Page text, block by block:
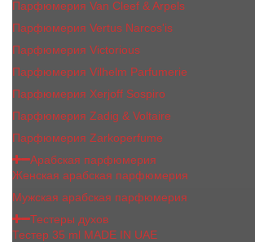
Парфюмерия Van Cleef & Arpels
Парфюмерия Vertus Narcos'is
Парфюмерия Victorious
Парфюмерия Vilhelm Parfumerie
Парфюмерия Xerjoff Sospiro
Парфюмерия Zadig & Voltaire
Парфюмерия Zarkoperfume
Арабская парфюмерия
Женская арабская парфюмерия
Мужская арабская парфюмерия
Тестеры духов
Тестер 35 ml MADE IN UAE